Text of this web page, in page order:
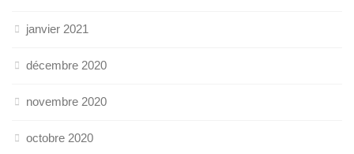
janvier 2021
décembre 2020
novembre 2020
octobre 2020